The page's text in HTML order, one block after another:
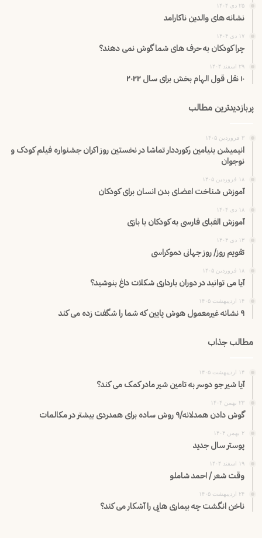
۲۵ دی ۱۴۰۴
نشانه های والدین ناکارامد
۱۷ دی ۱۴۰۴
چرا کودکان به حرف های شما گوش نمی دهند؟
۲۹ اسفند ۱۴۰۴
۱۰ نقل قول الهام بخش برای سال ۲۰۲۲
پربازدیدترین مطالب
۳ فروردین ۱۴۰۵
انیمیشن بنیامین رکورددار تماشا در نخستین روز اکران‌ جشنواره فیلم کودک و
نوجوان
۱۸ فروردین ۱۴۰۵
آموزش شناخت اعضای بدن انسان برای کودکان
۱۸ دی ۱۴۰۴
آموزش الفبای فارسی به کودکان با بازی
۱۳ دی ۱۴۰۴
تقویم روز/ روز جهانی دموکراسی
۱۸ فروردین ۱۴۰۵
آیا می توانید در دوران بارداری شکلات داغ بنوشید؟
۱۴ اردیبهشت ۱۴۰۵
۹ نشانه غیرمعمول هوش پایین که شما را شگفت زده می کند
مطالب جذاب
۱۴ اردیبهشت ۱۴۰۵
آیا شیر جو دوسر به تامین شیر مادر کمک می کند؟
۲۳ بهمن ۱۴۰۴
گوش دادن همدلانه/۹ روش ساده برای همدردی بیشتر در مکالمات
۲ بهمن ۱۴۰۴
پوستر سال جدید
۱۹ اسفند ۱۴۰۴
وقت شعر / احمد شاملو
۲۴ اردیبهشت ۱۴۰۵
ناخن انگشت چه بیماری هایی را آشکار می کند؟